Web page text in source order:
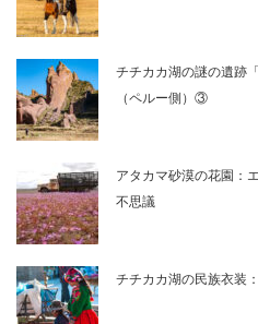
チチカカ湖の謎の遺跡
（ペルー側）③
アタカマ砂漠の花園：
不思議
チチカカ湖の民族衣装